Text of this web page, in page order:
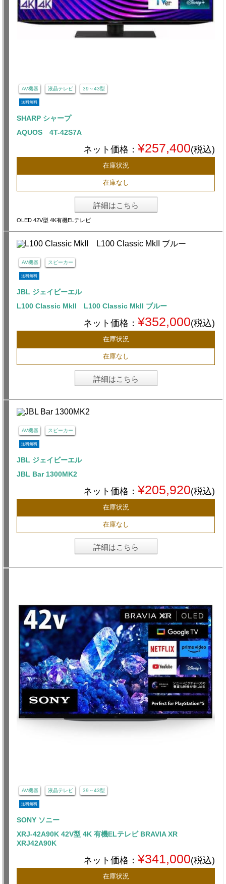
AV機器 液晶テレビ 39～43型
送料無料
SHARP シャープ
AQUOS 4T-42S7A
ネット価格： ¥257,400(税込)
在庫状況
在庫なし
詳細はこちら
OLED 42V型 4K有機ELテレビ
AV機器 スピーカー
送料無料
JBL ジェイビーエル
L100 Classic MkII L100 Classic MkII ブルー
ネット価格： ¥352,000(税込)
在庫状況
在庫なし
詳細はこちら
AV機器 スピーカー
送料無料
JBL ジェイビーエル
JBL Bar 1300MK2
ネット価格： ¥205,920(税込)
在庫状況
在庫なし
詳細はこちら
AV機器 液晶テレビ 39～43型
送料無料
SONY ソニー
XRJ-42A90K 42V型 4K 有機ELテレビ BRAVIA XR
XRJ42A90K
ネット価格： ¥341,000(税込)
在庫状況